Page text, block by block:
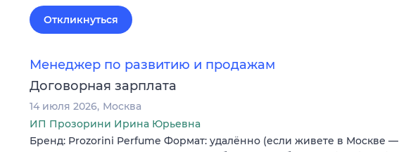
Откликнуться
Менеджер по развитию и продажам
Договорная зарплата
14 июля 2026 Москва
ИП Прозорини Ирина Юрьевна
Бренд: Prozorini Perfume Формат: удалённо (если живете в Москве —